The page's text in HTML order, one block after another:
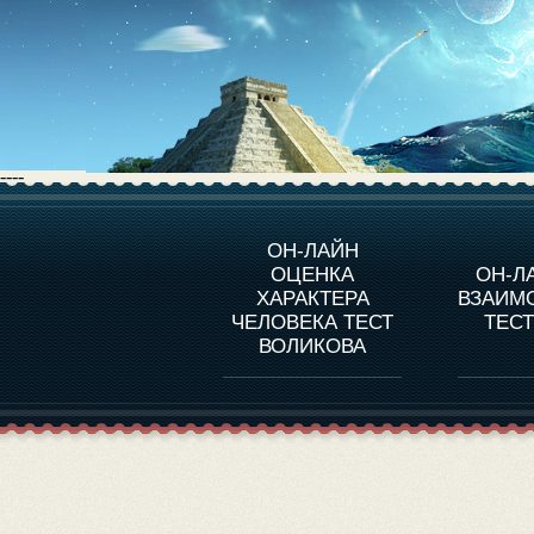
----
ОН-ЛАЙН
ОЦЕНКА
ХАРАКТЕРА
ЧЕЛОВЕКА ТЕСТ
ВОЛИКОВА
ОН-
О ПРОГРАММЕ
ОЦЕНКА ХАРАКТЕРA
ЧЕЛОВЕКА
ОЦЕНКА ХАРАКТЕРА
ВЫДАЮЩИХСЯ
ЛИЧНОСТЕЙ